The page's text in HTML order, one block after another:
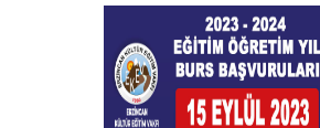
Burs Başvuları Sona Ermiştir
+